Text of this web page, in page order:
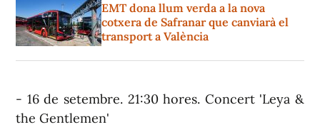
EMT dona llum verda a la nova
cotxera de Safranar que canviarà el
transport a València
- 16 de setembre. 21:30 hores. Concert 'Leya &
the Gentlemen'